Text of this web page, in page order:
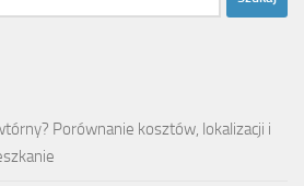
Porównanie kosztów, lokalizacji i